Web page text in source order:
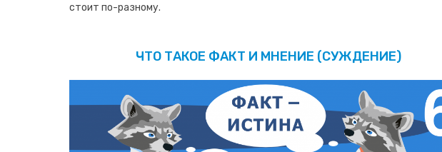
стоит по-разному.
ЧТО ТАКОЕ ФАКТ И МНЕНИЕ (СУЖДЕНИЕ)